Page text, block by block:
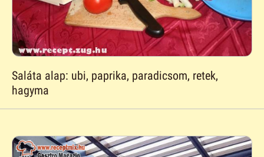
Saláta alap: ubi, paprika, paradicsom, retek,
hagyma